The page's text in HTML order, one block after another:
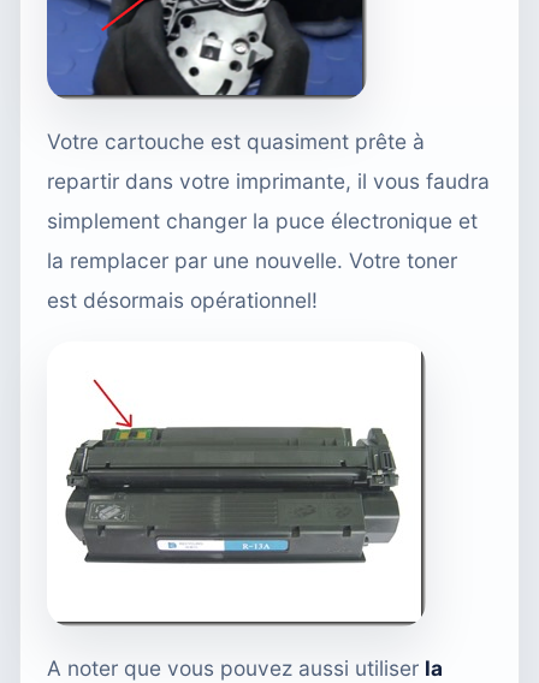
Votre cartouche est quasiment prête à
repartir dans votre imprimante, il vous faudra
simplement changer la puce électronique et
la remplacer par une nouvelle. Votre toner
est désormais opérationnel!
A noter que vous pouvez aussi utiliser la